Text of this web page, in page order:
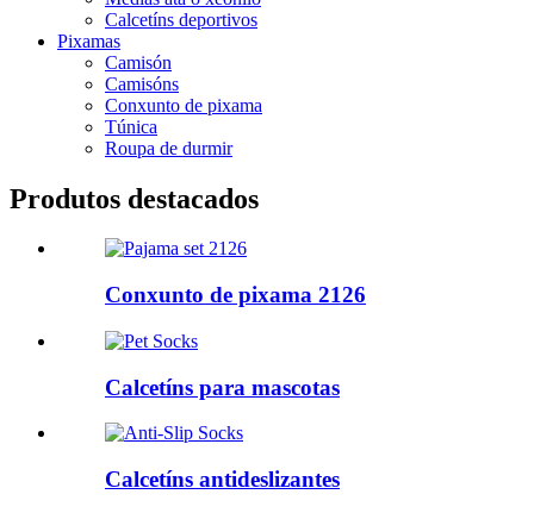
Calcetíns deportivos
Pixamas
Camisón
Camisóns
Conxunto de pixama
Túnica
Roupa de durmir
Produtos destacados
Conxunto de pixama 2126
Calcetíns para mascotas
Calcetíns antideslizantes